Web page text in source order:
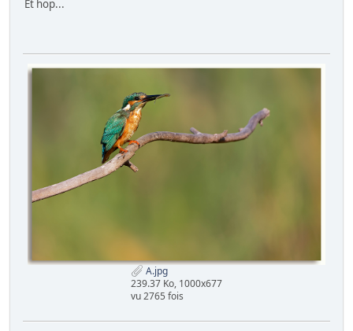
Et hop...
A.jpg
239.37 Ko, 1000x677
vu 2765 fois